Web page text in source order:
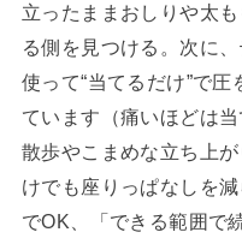
立ったままおしりや太
る側を見つける。次に
使って“当てるだけ”で
ています（痛いほどは
散歩やこまめな立ち上
けでも座りっぱなしを
でOK、「できる範囲で